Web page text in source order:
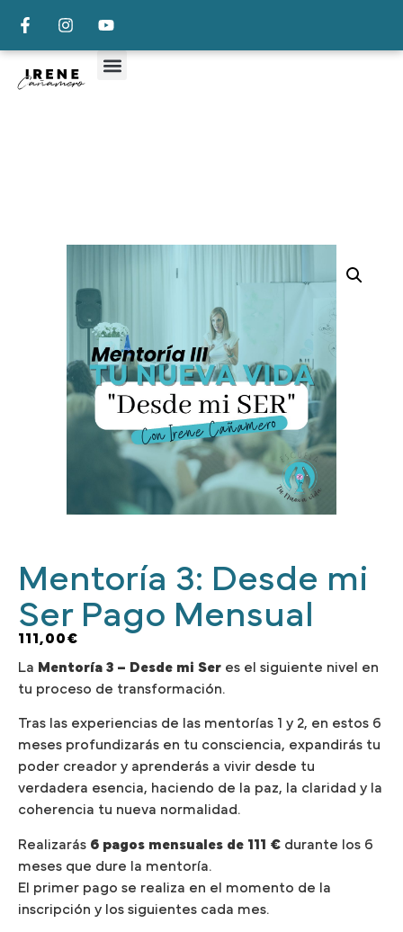
Mentoría 3: Desde mi
Ser Pago Mensual
111,00€
La Mentoría 3 – Desde mi Ser es el siguiente nivel en
tu proceso de transformación.
Tras las experiencias de las mentorías 1 y 2, en estos 6
meses profundizarás en tu consciencia, expandirás tu
poder creador y aprenderás a vivir desde tu
verdadera esencia, haciendo de la paz, la claridad y la
coherencia tu nueva normalidad.
Realizarás 6 pagos mensuales de 111 € durante los 6
meses que dure la mentoría.
El primer pago se realiza en el momento de la
inscripción y los siguientes cada mes.